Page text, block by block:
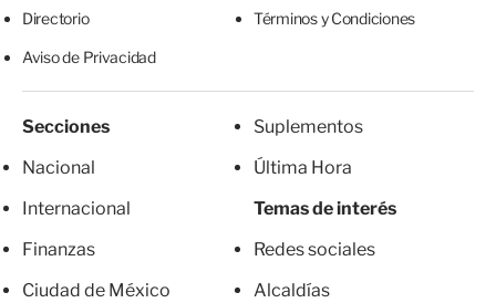
Directorio Términos y Condiciones
Aviso de Privacidad
Secciones
Nacional
Internacional
Finanzas
Ciudad de México
Suplementos
Última Hora
Temas de interés
Redes sociales
Alcaldías